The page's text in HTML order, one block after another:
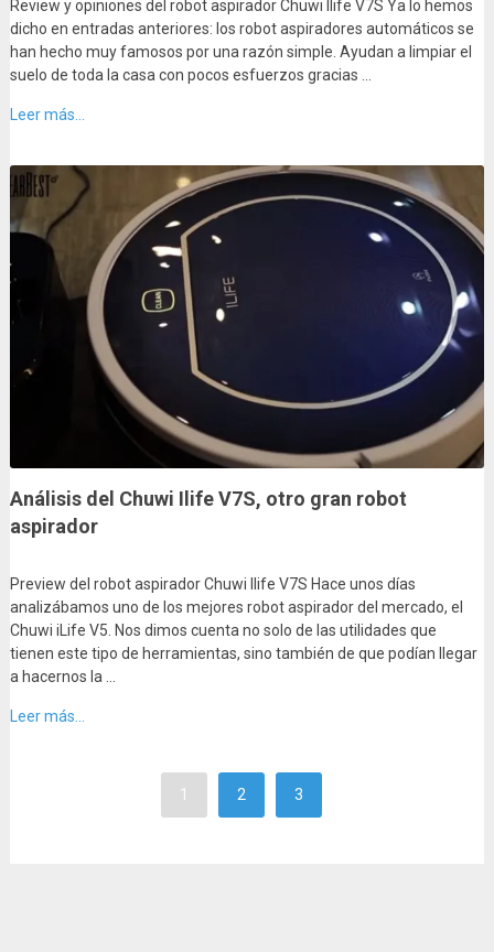
Review y opiniones del robot aspirador Chuwi Ilife V7S Ya lo hemos
dicho en entradas anteriores: los robot aspiradores automáticos se
han hecho muy famosos por una razón simple. Ayudan a limpiar el
suelo de toda la casa con pocos esfuerzos gracias …
Leer más...
Análisis del Chuwi Ilife V7S, otro gran robot
aspirador
Preview del robot aspirador Chuwi Ilife V7S Hace unos días
analizábamos uno de los mejores robot aspirador del mercado, el
Chuwi iLife V5. Nos dimos cuenta no solo de las utilidades que
tienen este tipo de herramientas, sino también de que podían llegar
a hacernos la …
Leer más...
1 2 3